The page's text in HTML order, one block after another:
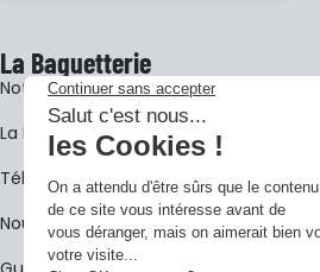
La Baguetterie
Notre histoire
La BagShow
​Télécharger le catalogue
Nous contacter